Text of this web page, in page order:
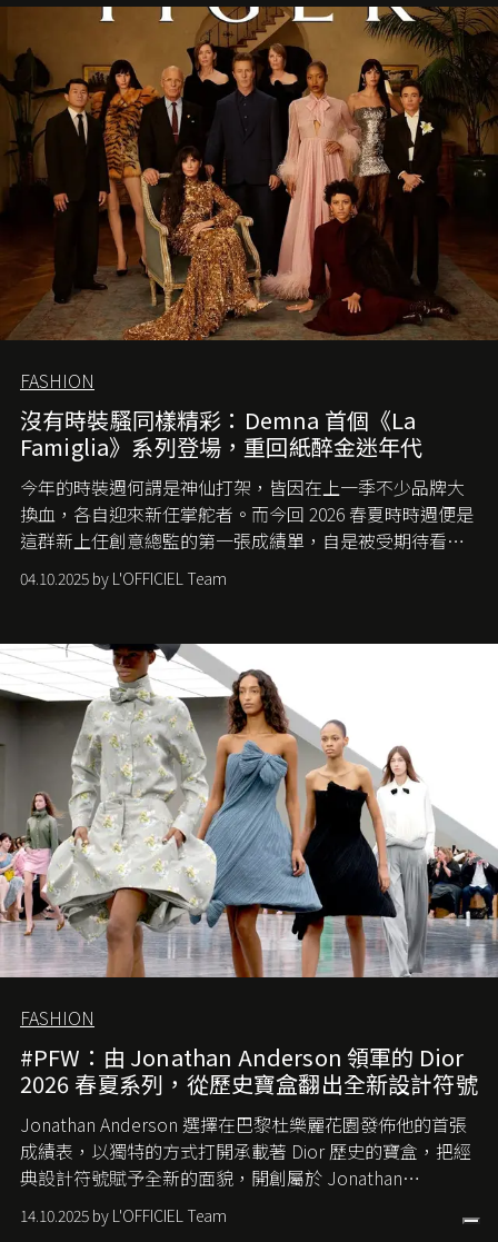
FASHION
沒有時裝騷同樣精彩：Demna 首個《La
Famiglia》系列登場，重回紙醉金迷年代
今年的時裝週何謂是神仙打架，皆因在上一季不少品牌大
換血，各自迎來新任掌舵者。而今回 2026 春夏時時週便是
這群新上任創意總監的第一張成績單，自是被受期待看他
們如何各顯神通。意大利老牌 Gucci 在過去幾個季度業績
難已救回，開雲集團任命成功曾翻轉 Balenciaga 的愛將
團市值一日蒸發 30 億美元，大眾擔心走得太前的 Demna
會忽略品牌的美學基礎，最後變成三不像。而從剛剛推出
的首作所造成的話題及關注度，我們便知道 Demna 沒這麼
簡單，一個嶄新的 Gucci 時代已經展開！
04.10.2025 by L'OFFICIEL Team
FASHION
#PFW：由 Jonathan Anderson 領軍的 Dior
2026 春夏系列，從歷史寶盒翻出全新設計符號
Jonathan Anderson 選擇在巴黎杜樂麗花園發佈他的首張
成績表，以獨特的方式打開承載著 Dior 歷史的寶盒，把經
典設計符號賦予全新的面貌，開創屬於 Jonathan
Anderson 的 Dior 時代。
14.10.2025 by L'OFFICIEL Team